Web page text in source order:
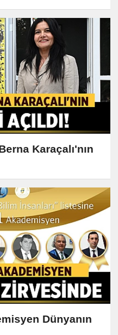
Karaçalı'nın
Dünyanın